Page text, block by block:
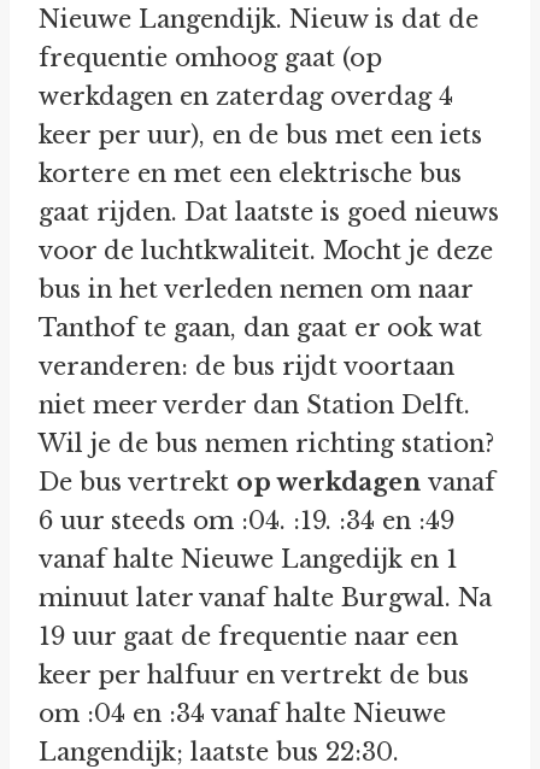
Nieuwe Langendijk. Nieuw is dat de
frequentie omhoog gaat (op
werkdagen en zaterdag overdag 4
keer per uur), en de bus met een iets
kortere en met een elektrische bus
gaat rijden. Dat laatste is goed nieuws
voor de luchtkwaliteit. Mocht je deze
bus in het verleden nemen om naar
Tanthof te gaan, dan gaat er ook wat
veranderen: de bus rijdt voortaan
niet meer verder dan Station Delft.
Wil je de bus nemen richting station?
De bus vertrekt op werkdagen vanaf
6 uur steeds om :04. :19. :34 en :49
vanaf halte Nieuwe Langedijk en 1
minuut later vanaf halte Burgwal. Na
19 uur gaat de frequentie naar een
keer per halfuur en vertrekt de bus
om :04 en :34 vanaf halte Nieuwe
Langendijk; laatste bus 22:30.